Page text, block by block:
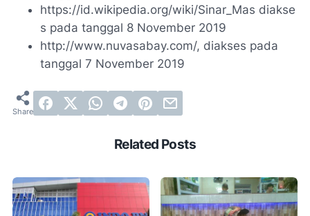
https://id.wikipedia.org/wiki/Sinar_Mas diakse
s pada tanggal 8 November 2019
http://www.nuvasabay.com/, diakses pada
tanggal 7 November 2019
Related Posts